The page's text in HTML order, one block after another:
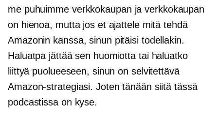
me puhuimme verkkokaupan javerkkokaupan
on hienoa, mutta jos et ajattele mitä tehdä
Amazonin kanssa, sinun pitäisi todellakin.
Haluatpa jättää sen huomiotta tai haluatko
liittyä puolueeseen, sinun on selvitettävä
Amazon-strategiasi. Joten tänään siitä tässä
podcastissa on kyse.